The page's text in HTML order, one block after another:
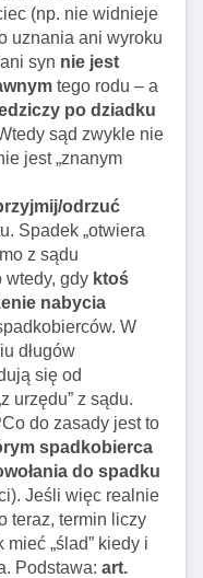
(np. nie widnieje
uznania ani wyroku
syn nie jest
tego rodu – a
po dziadku
sąd zwykle nie
jest „znanym
odrzuć
Spadek „otwiera
z sądu
wtedy, gdy ktoś
nabycia
W
długów
się od
urzędu” z sądu.
Co do zasady jest to
spadkobierca
do spadku
Jeśli więc realnie
teraz, termin liczy
„ślad” kiedy i
Podstawa: art.